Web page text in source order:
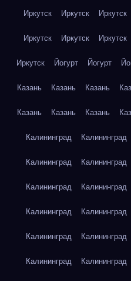
Иркутск Иркутск Иркутск
Иркутск Иркутск Иркутск
Иркутск Йогурт Йогурт
Казань Казань Казань
Казань Казань Казань
Калининград Калининград
Калининград Калининград
Калининград Калининград
Калининград Калининград
Калининград Калининград
Калининград Калининград